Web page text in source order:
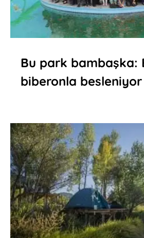
Bu park bambaşka:
biberonla besleniyor